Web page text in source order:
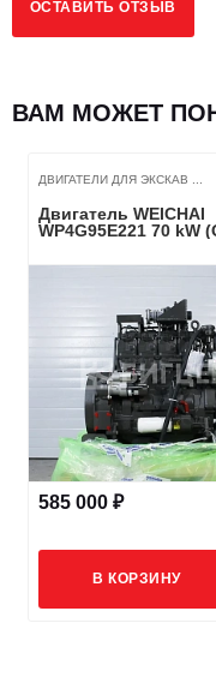
ОСТАВИТЬ ОТЗЫВ
ВАМ МОЖЕТ
ДВИГАТЕЛИ ДЛЯ ЭКСКАВ ...
Двигатель WEICHAI
WP4G95E221 70 kW
585 000 ₽
В КОРЗИНУ